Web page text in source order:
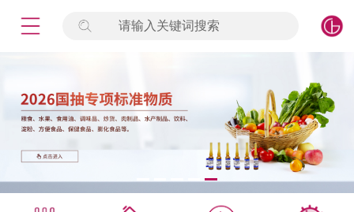
请输入关键词搜索
标准物质
产品专项